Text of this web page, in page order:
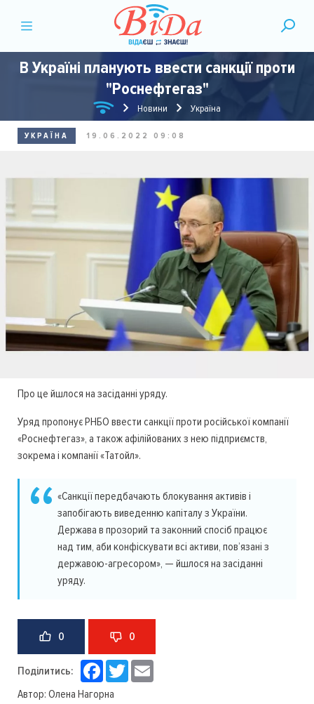
В Україні планують ввести санкції проти
"Роснефтегаз"
Новини Україна
УКРАЇНА 19.06.2022 09:08
Про це йшлося на засіданні уряду.
Уряд пропонує РНБО ввести санкції проти російської компанії
«Роснефтегаз», а також афілійованих з нею підприємств,
зокрема і компанії «Татойл».
«Санкції передбачають блокування активів і
запобігають виведенню капіталу з України.
Держава в прозорий та законний спосіб працює
над тим, аби конфіскувати всі активи, пов’язані з
державою-агресором», — йшлося на засіданні
уряду.
0 0
Поділитись: Facebook
Twitter
Автор: Олена Нагорна